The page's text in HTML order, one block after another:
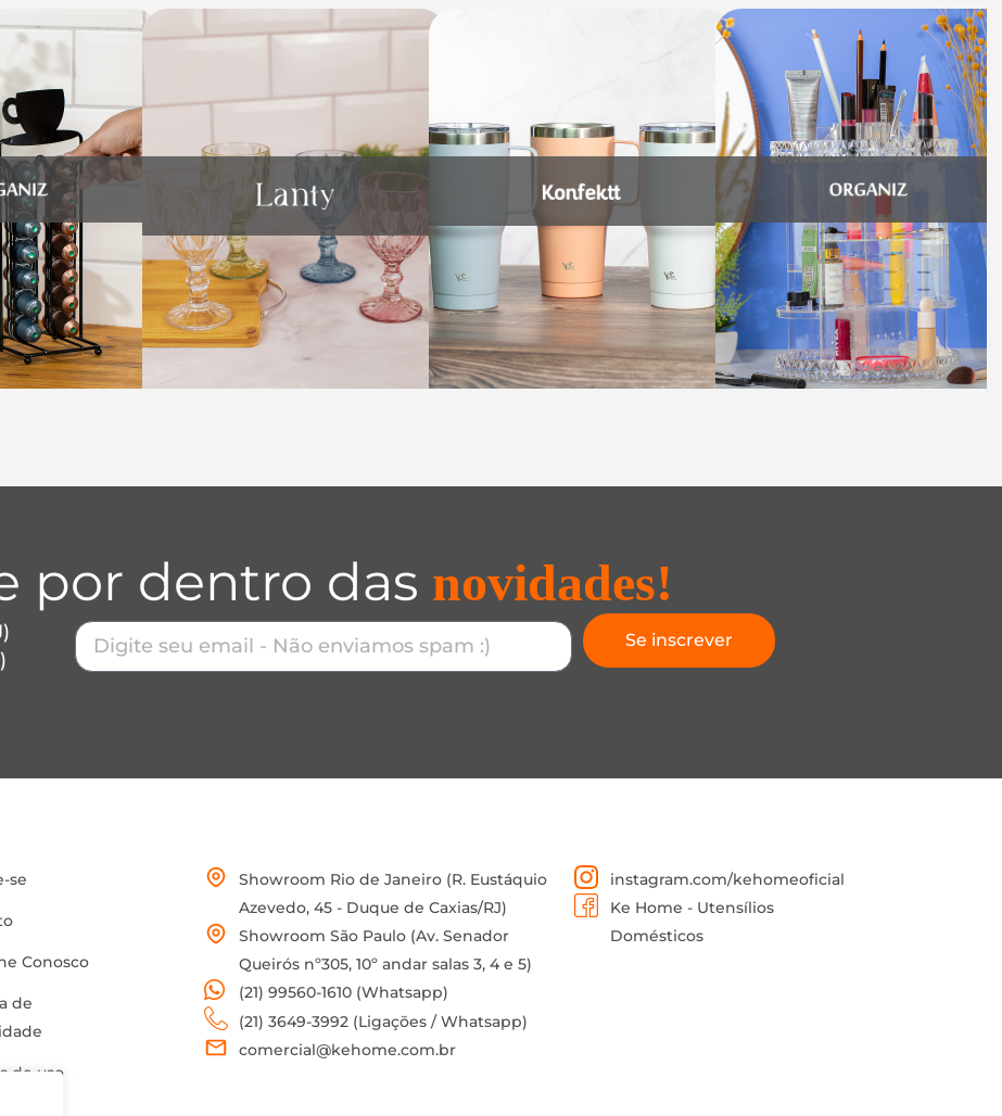
e
Vidro
Acessórios
inteligentes
por dentro das novidades!
Se inscrever
se
Conosco
de
de uso
Showroom Rio de Janeiro (R. Eustáquio
Azevedo, 45 - Duque de Caxias/RJ)
Showroom São Paulo (Av. Senador
Queirós nº305, 10º andar salas 3, 4 e 5)
(21) 99560-1610 (Whatsapp)
(21) 3649-3992 (Ligações / Whatsapp)
comercial@kehome.com.br
instagram.com/kehomeoficial
Ke Home - Utensílios
Domésticos